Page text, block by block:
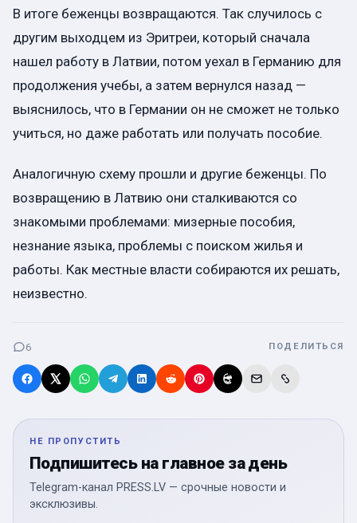
В итоге беженцы возвращаются. Так случилось с
другим выходцем из Эритреи, который сначала
нашел работу в Латвии, потом уехал в Германию для
продолжения учебы, а затем вернулся назад —
выяснилось, что в Германии он не сможет не только
учиться, но даже работать или получать пособие.
Аналогичную схему прошли и другие беженцы. По
возвращению в Латвию они сталкиваются со
знакомыми проблемами: мизерные пособия,
незнание языка, проблемы с поиском жилья и
работы. Как местные власти собираются их решать,
неизвестно.
6 ПОДЕЛИТЬСЯ
НЕ ПРОПУСТИТЬ
Подпишитесь на главное за день
Telegram-канал PRESS.LV — срочные новости и
эксклюзивы.